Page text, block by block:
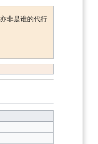
非是谁的代行